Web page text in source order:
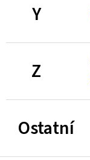
Y
Z
Ostatní